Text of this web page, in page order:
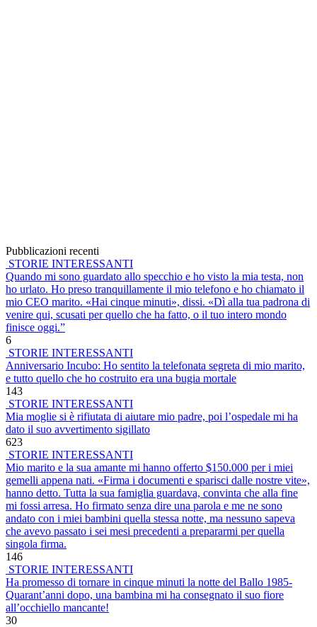
Pubblicazioni recenti
STORIE INTERESSANTI
Quando mi sono guardato allo specchio e ho visto la mia testa, non
ho urlato. Ho preso tranquillamente il mio telefono e ho chiamato il
mio CEO marito. «Hai cinque minuti», dissi. «Dì alla tua padrona di
venire qui, scusati per quello che ha fatto, o il tuo intero mondo
finisce oggi.”
6
STORIE INTERESSANTI
Anniversario Incubo: Ho sentito la telefonata segreta di mio marito,
e tutto quello che ho costruito era una bugia mortale
143
STORIE INTERESSANTI
Mia moglie si è rifiutata di aiutare mio padre, poi l’ospedale mi ha
dato il suo avvertimento sigillato
623
STORIE INTERESSANTI
Mio marito e la sua amante mi hanno offerto $150.000 per i miei
gemelli appena nati. «Firma i documenti e sparisci dalle nostre vite»,
hanno detto. Tutta la sua famiglia guardava, convinta che alla fine
mi fossi arresa. Ho firmato senza dire una parola e me ne sono
andato con i miei bambini quella stessa notte, ma nessuno sapeva
che avevo passato i sei mesi precedenti a prepararmi per quella
singola firma.
146
STORIE INTERESSANTI
Ha promesso di tornare in cinque minuti la notte del Ballo 1985-
Quarant’anni dopo, una bambina mi ha consegnato il suo fiore
all’occhiello mancante!
30